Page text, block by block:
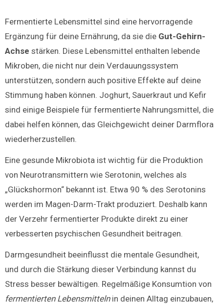
Fermentierte Lebensmittel sind eine hervorragende
Ergänzung für deine Ernährung, da sie die Gut-Gehirn-
Achse stärken. Diese Lebensmittel enthalten lebende
Mikroben, die nicht nur dein Verdauungssystem
unterstützen, sondern auch positive Effekte auf deine
Stimmung haben können. Joghurt, Sauerkraut und Kefir
sind einige Beispiele für fermentierte Nahrungsmittel, die
dabei helfen können, das Gleichgewicht deiner Darmflora
wiederherzustellen.
Eine gesunde Mikrobiota ist wichtig für die Produktion
von Neurotransmittern wie Serotonin, welches als
„Glückshormon“ bekannt ist. Etwa 90 % des Serotonins
werden im Magen-Darm-Trakt produziert. Deshalb kann
der Verzehr fermentierter Produkte direkt zu einer
verbesserten psychischen Gesundheit beitragen.
Darmgesundheit beeinflusst die mentale Gesundheit,
und durch die Stärkung dieser Verbindung kannst du
Stress besser bewältigen. Regelmäßige Konsumtion von
fermentierten Lebensmittelnin deinen Alltag einzubauen,